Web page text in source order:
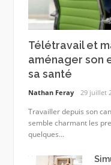
Télétravail et
aménager son
sa santé
Nathan Feray 29 juillet
Travailler depuis son
semble charmant les
quelques...